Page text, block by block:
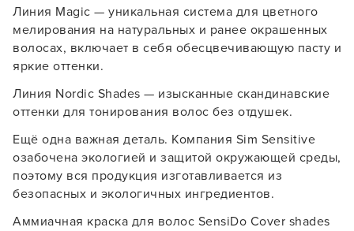
Линия Magic — уникальная система для цветного
мелирования на натуральных и ранее окрашенных
волосах, включает в себя обесцвечивающую пасту и
яркие оттенки.
Линия Nordic Shades — изысканные скандинавские
оттенки для тонирования волос без отдушек.
Ещё одна важная деталь. Компания Sim Sensitive
озабочена экологией и защитой окружающей среды,
поэтому вся продукция изготавливается из
безопасных и экологичных ингредиентов.
Аммиачная краска для волос SensiDo Cover shades
Заяц–робот